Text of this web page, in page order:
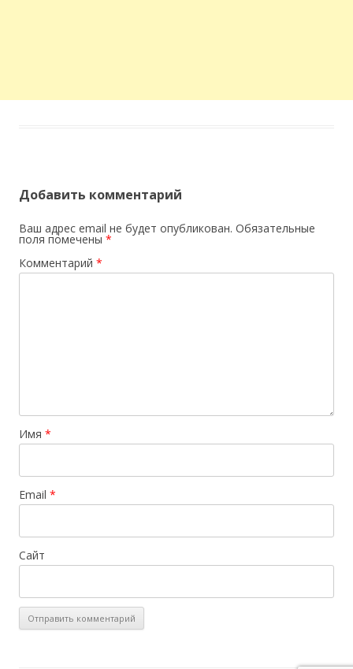
Добавить комментарий
Ваш адрес email не будет опубликован. Обязательные
поля помечены *
Комментарий *
Имя *
Email *
Сайт